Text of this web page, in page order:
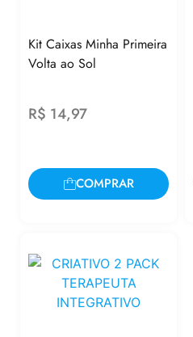
Kit Caixas Minha Primeira
Volta ao Sol
R$ 14,97
COMPRAR